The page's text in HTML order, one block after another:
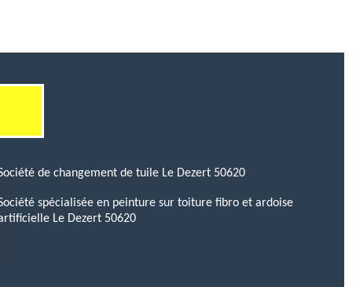
de changement de tuile Le Dezert 50620
spécialisée en peinture sur toiture fibro et ardoise
Le Dezert 50620